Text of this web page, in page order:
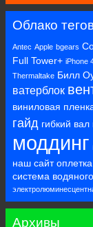
Облако
Antec Apple bgears
Full Tower+ iPhone
Thermaltake Билл
ватерблок
виниловая
гайд гибкий вал
моддинг
наш сайт оплетка
система
Архивы